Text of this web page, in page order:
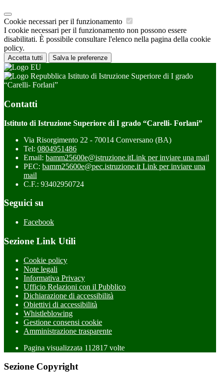
Cookie necessari per il funzionamento
I cookie necessari per il funzionamento non possono essere
disabilitati. È possibile consultare l'elenco nella pagina della cookie
policy.
Accetta tutti Salva le preferenze
Istituto di Istruzione Superiore di I grado
“Carelli- Forlani”
Contatti
Istituto di Istruzione Superiore di I grado “Carelli- Forlani”
Via Risorgimento 22 - 70014 Conversano (BA)
Tel: 0804951486
Email: bamm25600e@istruzione.itLink per inviare una mail
PEC: bamm25600e@pec.istruzione.it Link per inviare una
mail
C.F.: 93402950724
Seguici su
Facebook
Sezione Link Utili
Cookie policy
Note legali
Informativa Privacy
Ufficio Relazioni con il Pubblico
Dichiarazione di accessibilità
Obiettivi di accessibilità
Whistleblowing
Gestione consensi cookie
Amministrazione trasparente
Pagina visualizzata 112817 volte
Sezione Copyright